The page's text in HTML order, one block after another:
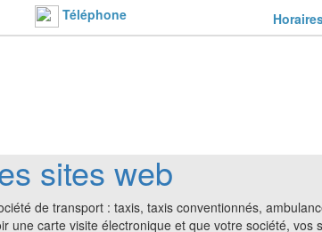
Téléphone
sites web
de transport : taxis, taxis conventionnés,
une carte visite électronique et que votre société,